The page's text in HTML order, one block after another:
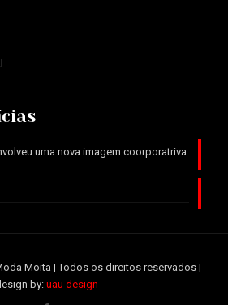
uma nova imagem coorporatriva
Moita | Todos os direitos reservados |
by: uau design